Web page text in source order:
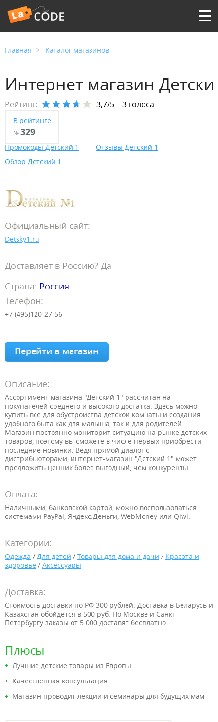
Главная Каталог магазинов
Интернет магазин
Рейтинг: 3,7/5 3 голоса
В рейтинге
№329
Промокоды Детский 1
Отзывы Детский 1
Обзор Детский 1
Официальный сайт:
Detsky1.ru
Доставляет в Россию? Да
Страна: Россия
Телефон:
+7 (495)120-27-56
Перейти в магазин
Описание:
Ассортимент магазина "Детский 1" рассчитан на
покупателей среднего и высокого достатка. Здесь можно
купить всё для обустройства детской комнаты и создания
удобного быта как для малыша, так и для родителей.
Магазин постоянно мониторит ситуацию на рынке детских
товаров, поэтому вы сможете в числе первых приобрести
последние новинки. Ведя прямой диалог с
дистрибьюторами, интернет-магазин "Детский 1" может
предложить ценник более выгодный, чем конкуренты.
Оплата:
Наличными, банковской картой, можно воспользоваться
системами PayPal, Яндекс.Деньги, WebMoney или Qiwi.
Категории:
Одежда / Для детей / Товары для дома и дачи / Красота и
здоровье / Аксессуары
Доставка:
Стоимость доставки по РФ 300 рублей. Доставка в Беларусь и
Казахстан обойдется в 500 руб. По Москве и Санкт-
Петербургу заказы от 5 000 доставят бесплатно.
Плюсы
Лучшие детские товары из Европы
Качественная консультация
Магазин проводит лекции и семинары для будущих мам